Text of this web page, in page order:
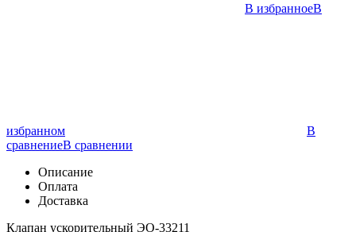
В избранноеВ
избранном
В
сравнениеВ сравнении
Описание
Оплата
Доставка
Клапан ускорительный ЭО-33211